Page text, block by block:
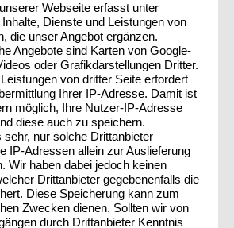
Webseite erfasst unter
Dienste und Leistungen von
die unser Angebot ergänzen.
Angebote sind Karten von Google-
oder Grafikdarstellungen Dritter.
von dritter Seite erfordert
Ihrer IP-Adresse. Damit ist
möglich, Ihre Nutzer-IP-Adresse
diese auch zu speichern.
sehr, nur solche Drittanbieter
IP-Adressen allein zur Auslieferung
Wir haben dabei jedoch keinen
Drittanbieter gegebenenfalls die
Diese Speicherung kann zum
Zwecken dienen. Sollten wir von
durch Drittanbieter Kenntnis